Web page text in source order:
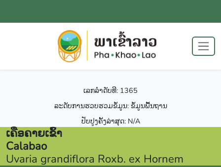
ເລກລຳດັບທີ: 1365
ລະດັບການຮວບຮວມຂໍ້ມູນ: ຂໍ້ມູນພື້ນຖານ
ປັບປູງຄັ້ງລ່າສຸດ: N/A
ເຄືອຄາຍເຂົ້າ
Calabao
Uvaria grandiflora Roxb. ex Hornem